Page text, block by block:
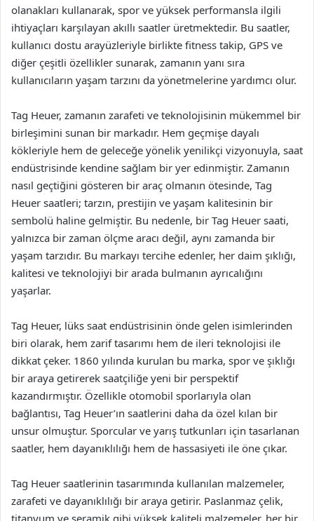
olanakları kullanarak, spor ve yüksek performansla ilgili
ihtiyaçları karşılayan akıllı saatler üretmektedir. Bu saatler,
kullanıcı dostu arayüzleriyle birlikte fitness takip, GPS ve
diğer çeşitli özellikler sunarak, zamanın yanı sıra
kullanıcıların yaşam tarzını da yönetmelerine yardımcı olur.
Tag Heuer, zamanın zarafeti ve teknolojisinin mükemmel bir
birleşimini sunan bir markadır. Hem geçmişe dayalı
kökleriyle hem de geleceğe yönelik yenilikçi vizyonuyla, saat
endüstrisinde kendine sağlam bir yer edinmiştir. Zamanın
nasıl geçtiğini gösteren bir araç olmanın ötesinde, Tag
Heuer saatleri; tarzın, prestijin ve yaşam kalitesinin bir
sembolü haline gelmiştir. Bu nedenle, bir Tag Heuer saati,
yalnızca bir zaman ölçme aracı değil, aynı zamanda bir
yaşam tarzıdır. Bu markayı tercihe edenler, her daim şıklığı,
kalitesi ve teknolojiyi bir arada bulmanın ayrıcalığını
yaşarlar.
Tag Heuer, lüks saat endüstrisinin önde gelen isimlerinden
biri olarak, hem zarif tasarımı hem de ileri teknolojisi ile
dikkat çeker. 1860 yılında kurulan bu marka, spor ve şıklığı
bir araya getirerek saatçiliğe yeni bir perspektif
kazandırmıştır. Özellikle otomobil sporlarıyla olan
bağlantısı, Tag Heuer’ın saatlerini daha da özel kılan bir
unsur olmuştur. Sporcular ve yarış tutkunları için tasarlanan
saatler, hem dayanıklılığı hem de hassasiyeti ile öne çıkar.
Tag Heuer saatlerinin tasarımında kullanılan malzemeler,
zarafeti ve dayanıklılığı bir araya getirir. Paslanmaz çelik,
titanyum ve seramik gibi yüksek kaliteli malzemeler, her bir